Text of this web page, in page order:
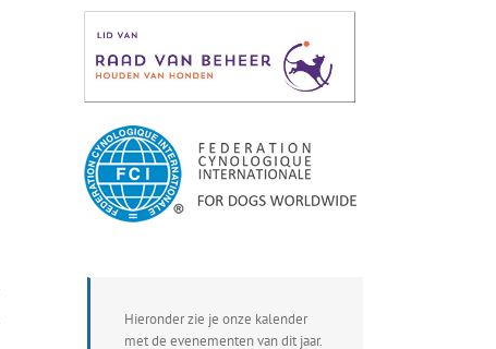
Hieronder zie je onze kalender
met de evenementen van dit jaar.